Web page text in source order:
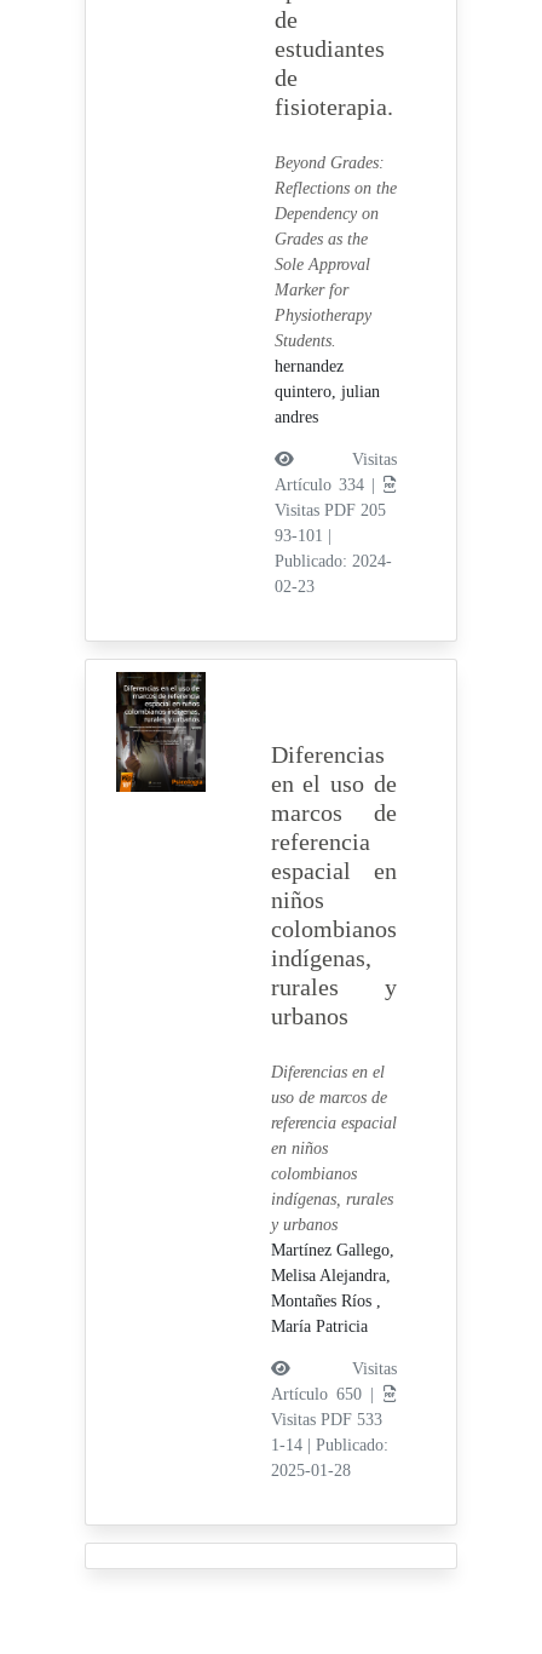
de
estudiantes
de
fisioterapia.
Beyond Grades:
Reflections on the
Dependency on
Grades as the
Sole Approval
Marker for
Physiotherapy
Students.
hernandez
quintero, julian
andres
Visitas
Artículo 334 |
Visitas PDF 205
93-101
Publicado: 2024-
02-23
Diferencias
en el uso de
marcos de
referencia
espacial en
niños
colombianos
indígenas,
rurales y
urbanos
Diferencias en el
uso de marcos de
referencia espacial
en niños
colombianos
indígenas, rurales
y urbanos
Martínez Gallego,
Melisa Alejandra,
Montañes Ríos ,
María Patricia
Visitas
Artículo 650 |
Visitas PDF 533
1-14
Publicado:
2025-01-28